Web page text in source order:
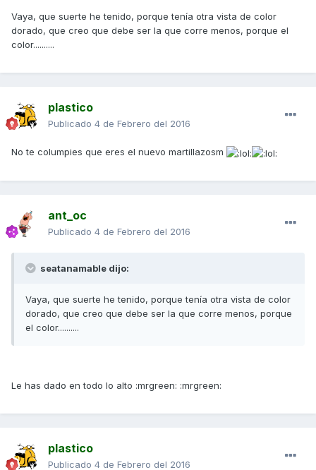
Vaya, que suerte he tenido, porque tenía otra vista de color
dorado, que creo que debe ser la que corre menos, porque el
color..........
plastico
Publicado 4 de Febrero del 2016
No te columpies que eres el nuevo martillazosm
ant_oc
Publicado 4 de Febrero del 2016
seatanamable dijo:
Vaya, que suerte he tenido, porque tenía otra vista de color
dorado, que creo que debe ser la que corre menos, porque
el color..........
Le has dado en todo lo alto :mrgreen: :mrgreen:
plastico
Publicado 4 de Febrero del 2016